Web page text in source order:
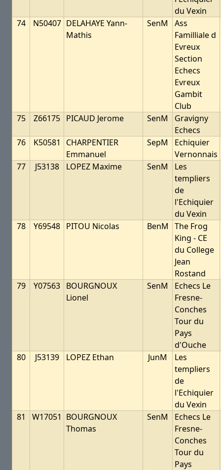
du Vexin
74
N50407 DELAHAYE Yann-
Mathis
SenM
Ass
Familliale d
Evreux
Section
Echecs
Evreux
Gambit
Club
75
Z66175 PICAUD Jerome SenM
Gravigny
Echecs
76
K50581
CHARPENTIER
Emmanuel
SepM
Echiquier
Vernonnais
77
J53138 LOPEZ Maxime SenM
Les
templiers
de
l'Echiquier
du Vexin
78
Y69548 PITOU Nicolas BenM
The Frog
King - CE
du College
Jean
Rostand
79
Y07563 BOURGNOUX
Lionel
SenM
Echecs Le
Fresne-
Conches
Tour du
Pays
d'Ouche
80
J53139 LOPEZ Ethan JunM
Les
templiers
de
l'Echiquier
du Vexin
81
W17051 BOURGNOUX
Thomas
SenM
Echecs Le
Fresne-
Conches
Tour du
Pays